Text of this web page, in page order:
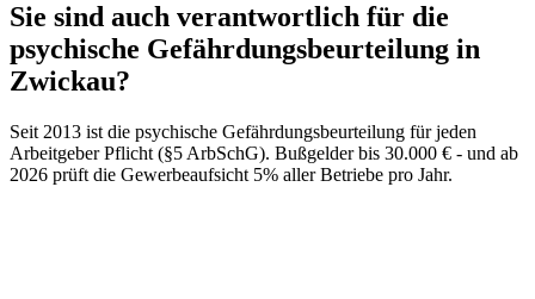
Sie sind auch verantwortlich für die
psychische Gefährdungsbeurteilung in
Zwickau?
Seit 2013 ist die psychische Gefährdungsbeurteilung für jeden
Arbeitgeber Pflicht (§5 ArbSchG). Bußgelder bis 30.000 € - und ab
2026 prüft die Gewerbeaufsicht 5% aller Betriebe pro Jahr.